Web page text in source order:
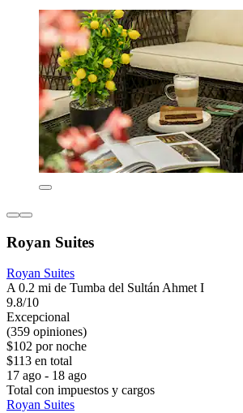
Royan Suites
Royan Suites
A 0.2 mi de Tumba del Sultán Ahmet I
9.8/10
Excepcional
(359 opiniones)
$102 por noche
$113 en total
17 ago - 18 ago
Total con impuestos y cargos
Royan Suites